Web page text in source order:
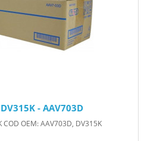
- AAV703D
OEM: AAV703D, DV315K